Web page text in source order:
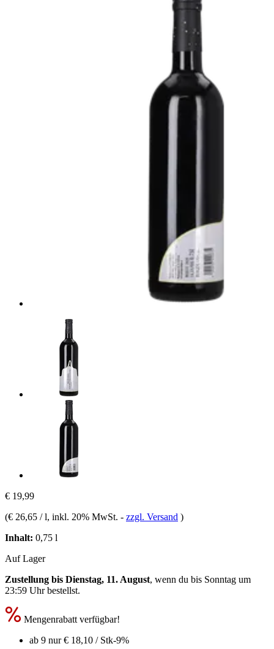
€ 19,99
(€ 26,65 / l, inkl. 20% MwSt. - zzgl. Versand )
Inhalt: 0,75 l
Auf Lager
Zustellung bis Dienstag, 11. August, wenn du bis Sonntag um
23:59 Uhrbestellst.
Mengenrabatt verfügbar!
ab 9 nur€ 18,10 / Stk-9%